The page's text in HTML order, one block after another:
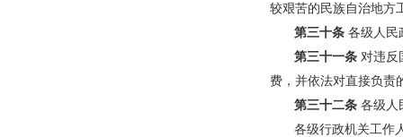
较艰苦的民族自治地方
第三十条 各级人民
第三十一条 对违反
费，并依法对直接负责
第三十二条 各级人
各级行政机关工作